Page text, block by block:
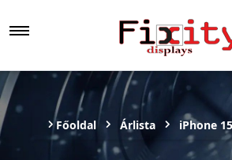
Főoldal Árlista iPhone